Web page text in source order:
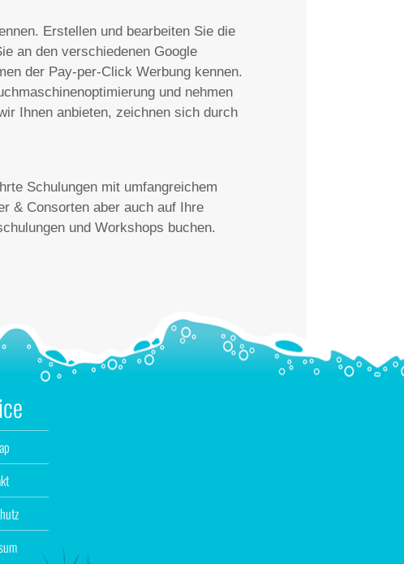
Erstellen und bearbeiten Sie die
an den verschiedenen Google
der Pay-per-Click Werbung kennen.
und nehmen
Ihnen anbieten, zeichnen sich durch
Schulungen mit umfangreichem
& Consorten aber auch auf Ihre
und Workshops buchen.